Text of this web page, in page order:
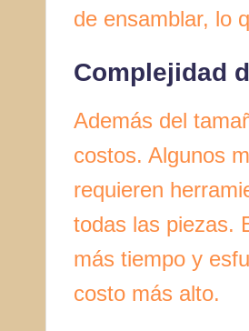
de ensamblar, lo
Complejidad
Además del
costos. Algunos
requieren
todas las piezas.
más tiempo y
costo más alto.